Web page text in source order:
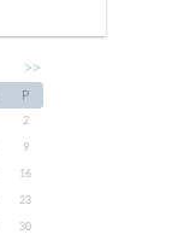
>>
P
2
9
16
23
30